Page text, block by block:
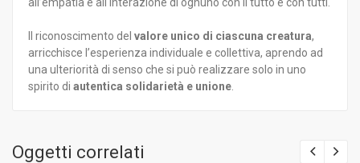
Il riconoscimento del valore unico di ciascuna creatura,
arricchisce l’esperienza individuale e collettiva, aprendo ad
una ulteriorità di senso che si può realizzare solo in uno
spirito di autentica solidarietà e unione
Oggetti correlati